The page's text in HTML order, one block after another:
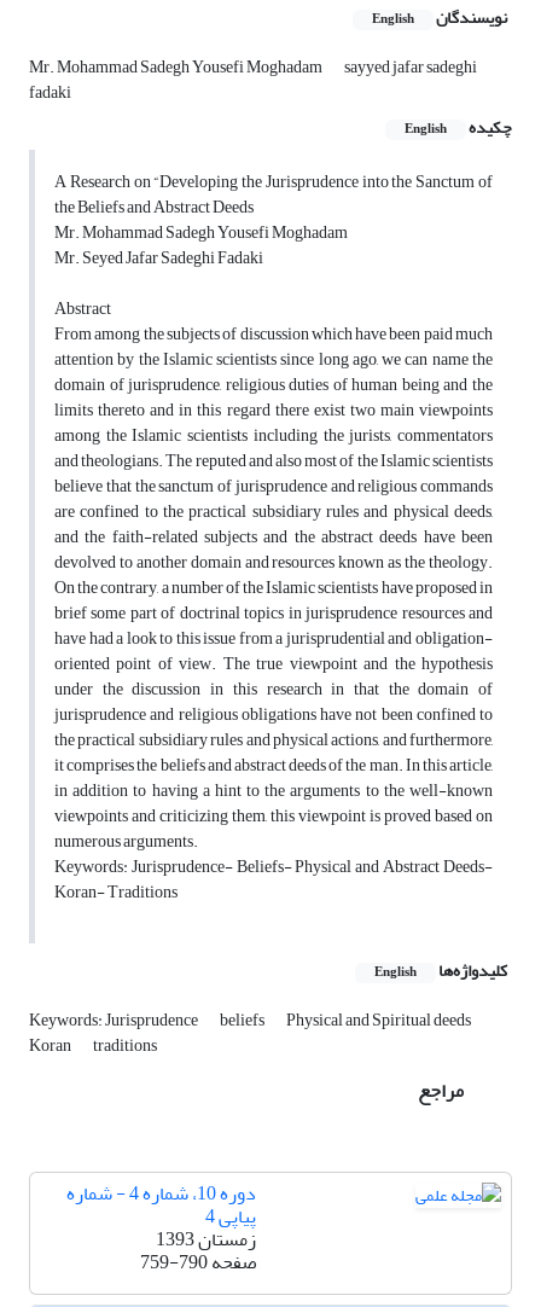
نویسندگان English
Mr. Mohammad Sadegh Yousefi Moghadam sayyed jafar sadeghi
fadaki
چکیده
English
A Research on “Developing the Jurisprudence into the Sanctum of
the Beliefs and Abstract Deeds
Mr. Mohammad Sadegh Yousefi Moghadam
Mr. Seyed Jafar Sadeghi Fadaki
Abstract
From among the subjects of discussion which have been paid much
attention by the Islamic scientists since long ago, we can name the
domain of jurisprudence, religious duties of human being and the
limits thereto and in this regard there exist two main viewpoints
among the Islamic scientists including the jurists, commentators
and theologians. The reputed and also most of the Islamic scientists
believe that the sanctum of jurisprudence and religious commands
are confined to the practical subsidiary rules and physical deeds,
and the faith-related subjects and the abstract deeds have been
devolved to another domain and resources known as the theology.
On the contrary, a number of the Islamic scientists have proposed in
brief some part of doctrinal topics in jurisprudence resources and
have had a look to this issue from a jurisprudential and obligation-
oriented point of view. The true viewpoint and the hypothesis
under the discussion in this research in that the domain of
jurisprudence and religious obligations have not been confined to
the practical subsidiary rules and physical actions, and furthermore,
it comprises the beliefs and abstract deeds of the man. In this article,
in addition to having a hint to the arguments to the well-known
viewpoints and criticizing them, this viewpoint is proved based on
numerous arguments.
Keywords: Jurisprudence- Beliefs- Physical and Abstract Deeds-
Koran- Traditions
کلیدواژه‌ها English
Keywords: Jurisprudence beliefs Physical and Spiritual deeds
Koran traditions
مراجع
دوره 10، شماره 4 - شماره
پیاپی 4
زمستان 1393
صفحه759-790